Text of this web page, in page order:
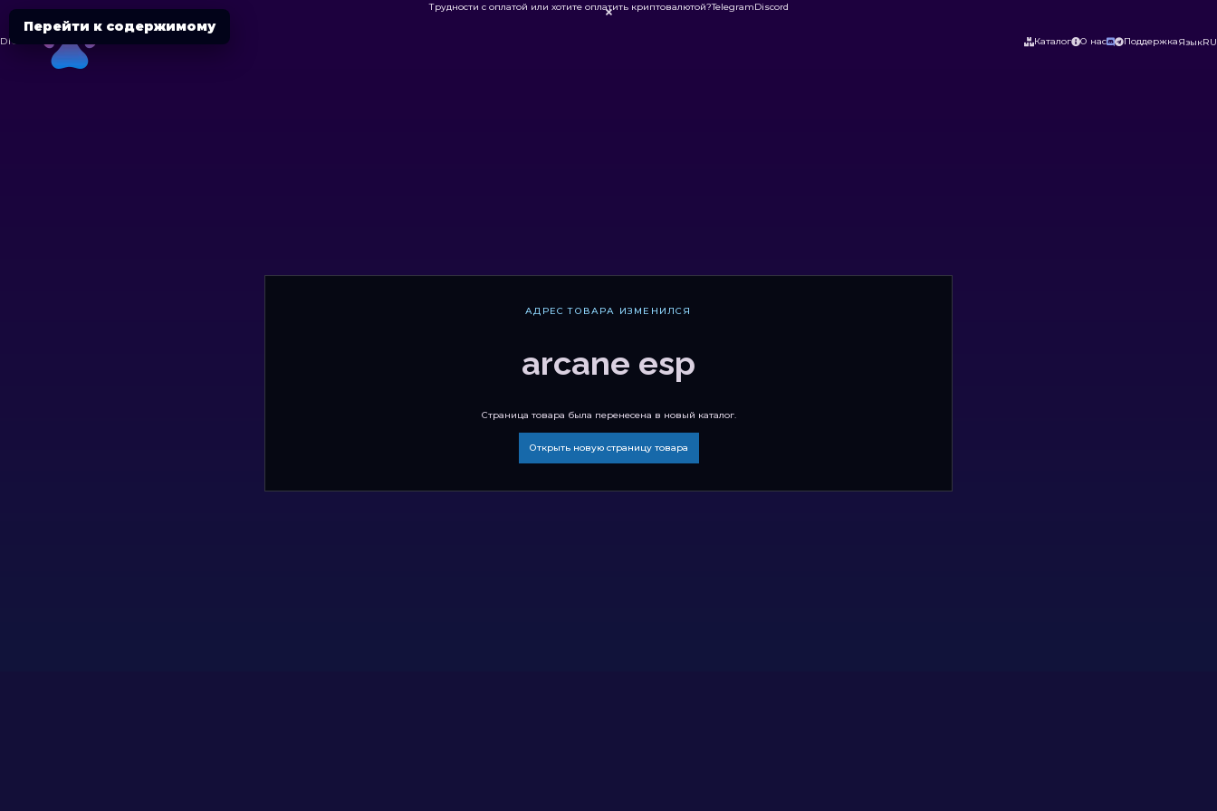
Перейти к содержимому
Трудности с оплатой или хотите оплатить криптовалютой?TelegramDiscord

DIGITAL КаталогО насПоддержкаЯзыкRU
АДРЕС ТОВАРА ИЗМЕНИЛСЯ
arcane esp
Страница товара была перенесена в новый каталог.
Открыть новую страницу товара